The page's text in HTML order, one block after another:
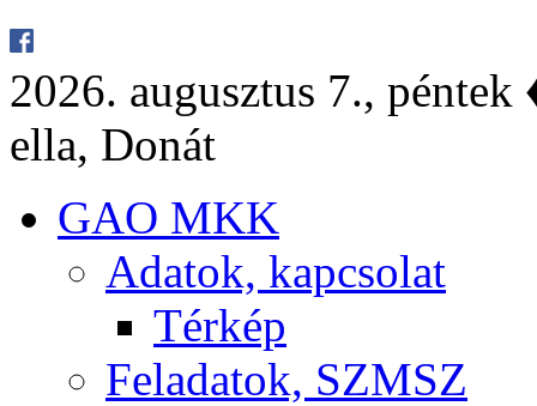
2026. au­gusz­tus 7.,
el­la, Do­nát
GAO MKK
Ada­tok, kap­cso­lat
Tér­kép
Fel­ada­tok, SZMSZ